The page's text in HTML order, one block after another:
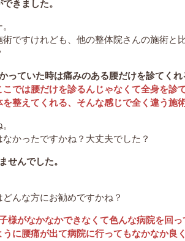
きました。
ですけれども、他の整体院さんの施術と
っていた時は痛みのある腰だけを診てく
こでは腰だけを診るんじゃなくて全身を診
整えてくれる、そんな感じで全く違う施
かったですかね？大丈夫でした？
せんでした。
んな方にお勧めですかね？
様がなかなかできなくて色んな病院を回
に腰痛が出て病院に行ってもなかなか良